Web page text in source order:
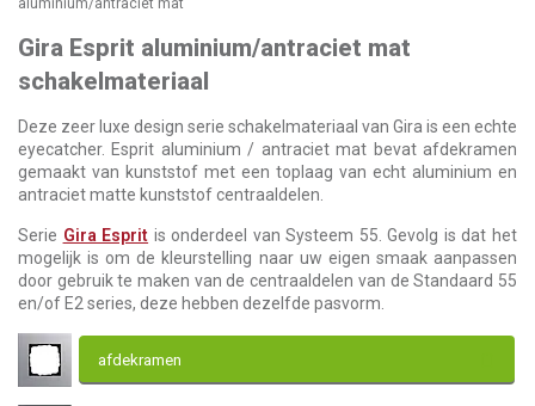
aluminium/antraciet mat
Gira Esprit aluminium/antraciet mat
schakelmateriaal
Deze zeer luxe design serie schakelmateriaal van Gira is een echte
eyecatcher. Esprit aluminium / antraciet mat bevat afdekramen
gemaakt van kunststof met een toplaag van echt aluminium en
antraciet matte kunststof centraaldelen.
Serie Gira Esprit is onderdeel van Systeem 55. Gevolg is dat het
mogelijk is om de kleurstelling naar uw eigen smaak aanpassen
door gebruik te maken van de centraaldelen van de Standaard 55
en/of E2 series, deze hebben dezelfde pasvorm.
afdekramen